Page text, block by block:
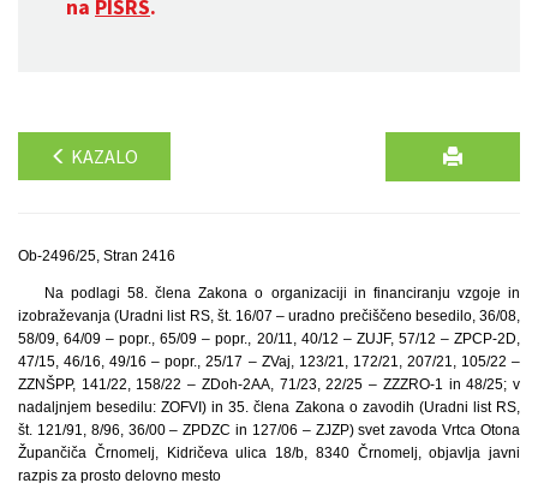
na PISRS.
KAZALO
Ob-2496/25, Stran 2416
Na podlagi 58. člena Zakona o organizaciji in financiranju vzgoje in
izobraževanja (Uradni list RS, št. 16/07 – uradno prečiščeno besedilo, 36/08,
58/09, 64/09 – popr., 65/09 – popr., 20/11, 40/12 – ZUJF, 57/12 – ZPCP-2D,
47/15, 46/16, 49/16 – popr., 25/17 – ZVaj, 123/21, 172/21, 207/21, 105/22 –
ZZNŠPP, 141/22, 158/22 – ZDoh-2AA, 71/23, 22/25 – ZZZRO-1 in 48/25; v
nadaljnjem besedilu: ZOFVI) in 35. člena Zakona o zavodih (Uradni list RS,
št. 121/91, 8/96, 36/00 – ZPDZC in 127/06 – ZJZP) svet zavoda Vrtca Otona
Župančiča Črnomelj, Kidričeva ulica 18/b, 8340 Črnomelj, objavlja javni
razpis za prosto delovno mesto